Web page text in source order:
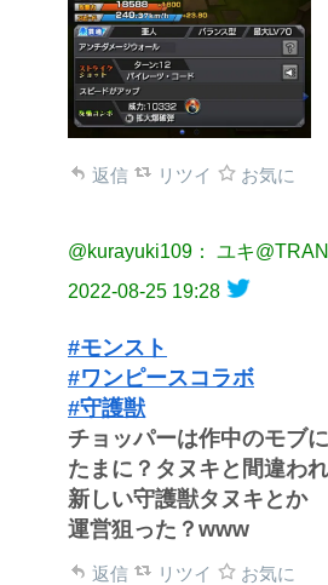
返信 リツイ お気に
@kurayuki109： ユキ
2022-08-25 19:28
#モンスト
#ワンピースコラボ
#守護獣
チョッパーは作中のモブに
たまに？タヌキと間違わ
新しい守護獣タヌキとか
運営狙った？www
返信 リツイ お気に